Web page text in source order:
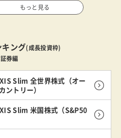
もっと見る
ング(成長投資枠)
券編
Slim 全世界株式（オー
ントリー）
Slim 米国株式（S&P50